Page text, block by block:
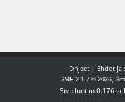
Ohjeet| Ehdot ja
SMF 2.1.7 © 2026,
Sivu luotiin 0.176